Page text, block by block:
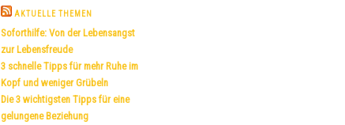
h
n
AKTUELLE THEMEN
Soforthilfe: Von der Lebensangst
zur Lebensfreude
3 schnelle Tipps für mehr Ruhe im
Kopf und weniger Grübeln
Die 3 wichtigsten Tipps für eine
gelungene Beziehung